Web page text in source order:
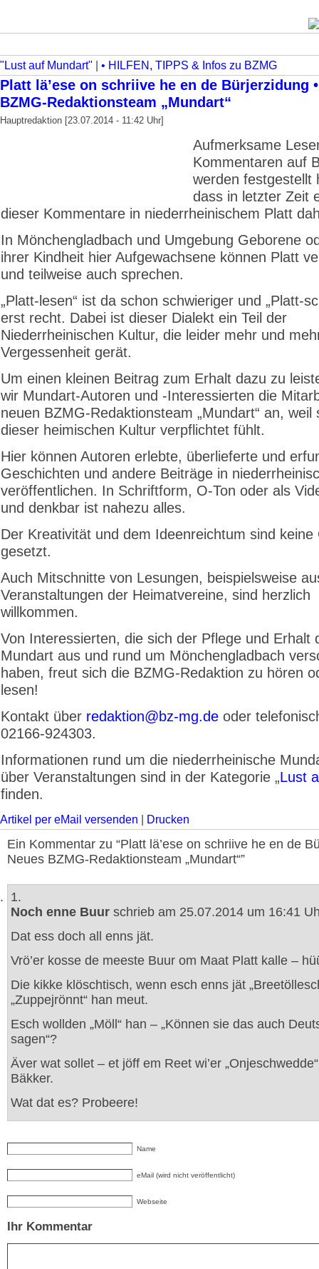
"Lust auf Mundart" • HILFEN, TIPPS & Infos zu BZMG
Platt lä’ese on schriive he en de Bürjerzidung
BZMG-Redaktionsteam „Mundart“
Hauptredaktion [23.07.2014 - 11:42 Uhr]
Aufmerksame
Kommentaren auf
werden festgestellt
dass in letzter Zeit
dieser Kommentare in niederrheinischem Platt
In Mönchengladbach und Umgebung Geborene
ihrer Kindheit hier Aufgewachsene können Platt
und teilweise auch sprechen.
„Platt-lesen“ ist da schon schwieriger und „Platt-
erst recht. Dabei ist dieser Dialekt ein Teil der
Niederrheinischen Kultur, die leider mehr und
Vergessenheit gerät.
Um einen kleinen Beitrag zum Erhalt dazu zu
wir Mundart-Autoren und -Interessierten die
neuen BZMG-Redaktionsteam „Mundart“ an, weil
dieser heimischen Kultur verpflichtet fühlt.
Hier können Autoren erlebte, überlieferte und
Geschichten und andere Beiträge in
veröffentlichen. In Schriftform, O-Ton oder als
und denkbar ist nahezu alles.
Der Kreativität und dem Ideenreichtum sind keine
gesetzt.
Auch Mitschnitte von Lesungen, beispielsweise
Veranstaltungen der Heimatvereine, sind herzlich
willkommen.
Von Interessierten, die sich der Pflege und Erhalt
Mundart aus und rund um Mönchengladbach
haben, freut sich die BZMG-Redaktion zu hören
lesen!
Kontakt über redaktion@bz-mg.de oder
02166-924303.
Informationen rund um die niederrheinische
über Veranstaltungen sind in der Kategorie „Lust
finden.
Artikel per eMail versenden Drucken
Ein Kommentar zu “Platt lä’ese on schriive he en de
Neues BZMG-Redaktionsteam „Mundart“”
1.
Noch enne Buur schrieb am 25.07.2014 um 16:41
Dat ess doch all enns jät.
Vrö’er kosse de meeste Buur om Maat Platt kalle –
Die kikke klöschtisch, wenn esch enns jät
„Zuppejrönnt“ han meut.
Esch wollden „Möll“ han – „Können sie das auch
sagen“?
Äver wat sollet – et jöff em Reet wi’er
Bäkker.
Wat dat es? Probeere!
Name
eMail (wird nicht veröffentlicht)
Webseite
Ihr Kommentar